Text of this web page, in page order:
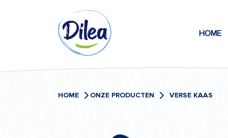
Dilea
Zero
Lactose
HOME
HOME ONZE PRODUCTEN VERSE KAAS